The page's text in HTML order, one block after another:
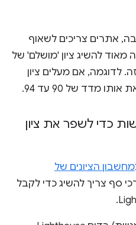
אתרים צריכים לשאוף
גבוה (90-100). קשה מאוד להשיג ציון 'מושלם' של
כזה. לדוגמה, אם מעלים ציון
כדי לשפר את ציון
מחשבון הציונים של
סף צריך להשיג כדי לקבל